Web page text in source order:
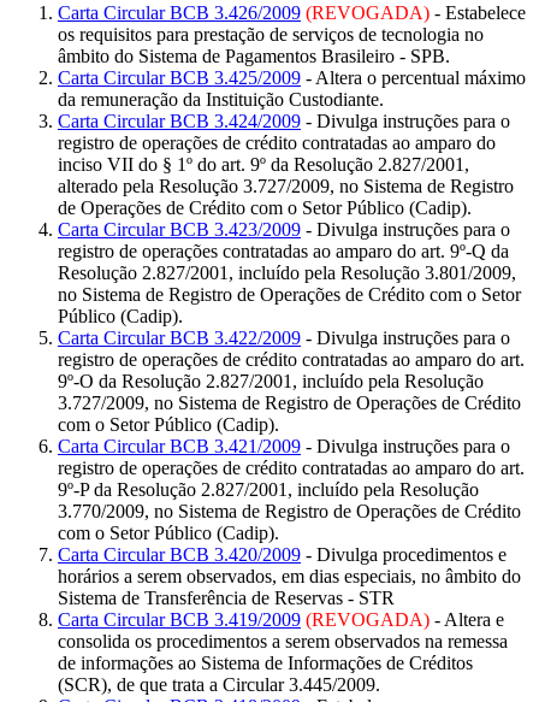
Carta Circular BCB 3.426/2009 (REVOGADA) - Estabelece
os requisitos para prestação de serviços de tecnologia no
âmbito do Sistema de Pagamentos Brasileiro - SPB.
Carta Circular BCB 3.425/2009 - Altera o percentual máximo
da remuneração da Instituição Custodiante.
Carta Circular BCB 3.424/2009 - Divulga instruções para o
registro de operações de crédito contratadas ao amparo do
inciso VII do § 1º do art. 9º da Resolução 2.827/2001,
alterado pela Resolução 3.727/2009, no Sistema de Registro
de Operações de Crédito com o Setor Público (Cadip).
Carta Circular BCB 3.423/2009 - Divulga instruções para o
registro de operações contratadas ao amparo do art. 9º-Q da
Resolução 2.827/2001, incluído pela Resolução 3.801/2009,
no Sistema de Registro de Operações de Crédito com o Setor
Público (Cadip).
Carta Circular BCB 3.422/2009 - Divulga instruções para o
registro de operações de crédito contratadas ao amparo do art.
9º-O da Resolução 2.827/2001, incluído pela Resolução
3.727/2009, no Sistema de Registro de Operações de Crédito
com o Setor Público (Cadip).
Carta Circular BCB 3.421/2009 - Divulga instruções para o
registro de operações de crédito contratadas ao amparo do art.
9º-P da Resolução 2.827/2001, incluído pela Resolução
3.770/2009, no Sistema de Registro de Operações de Crédito
com o Setor Público (Cadip).
Carta Circular BCB 3.420/2009 - Divulga procedimentos e
horários a serem observados, em dias especiais, no âmbito do
Sistema de Transferência de Reservas - STR
Carta Circular BCB 3.419/2009 (REVOGADA) - Altera e
consolida os procedimentos a serem observados na remessa
de informações ao Sistema de Informações de Créditos
(SCR), de que trata a Circular 3.445/2009.